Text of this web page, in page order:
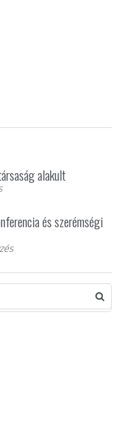
alakult
és szerémségi